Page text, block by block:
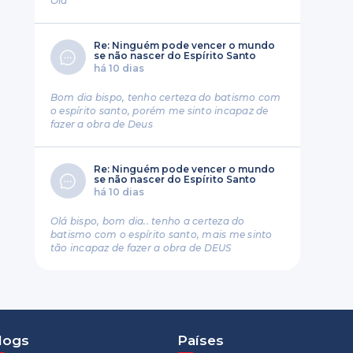
Re: Ninguém pode vencer o mundo
se não nascer do Espírito Santo
há 10 dias
Bom dia bispo, tenho certeza do batismo com
o espírito santo, porém me sinto incapaz de
fazer a obra de Deus
Re: Ninguém pode vencer o mundo
se não nascer do Espírito Santo
há 10 dias
Olá bispo, bom dia.. tenho a certeza do
batismo com o espírito santo, mais me sinto
tão incapaz de fazer a obra de DEUS
Países